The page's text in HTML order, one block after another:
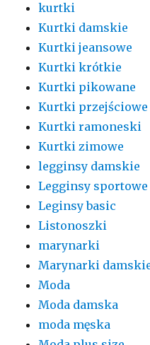
kurtki
Kurtki damskie
Kurtki jeansowe
Kurtki krótkie
Kurtki pikowane
Kurtki przejściowe
Kurtki ramoneski
Kurtki zimowe
legginsy damskie
Legginsy sportowe
Leginsy basic
Listonoszki
marynarki
Marynarki
Moda
Moda damska
moda męska